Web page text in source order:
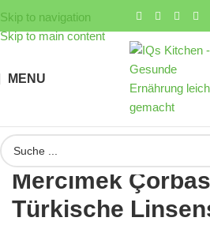
Skip to navigation
Skip to main content
MENU
Mercimek
Türkische